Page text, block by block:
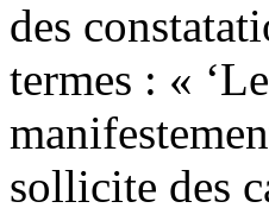
des
termes : «
sollicite des